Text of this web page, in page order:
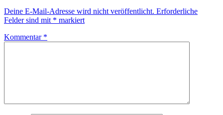
Deine E-Mail-Adresse wird nicht veröffentlicht. Erforderliche
Felder sind mit * markiert
Kommentar *